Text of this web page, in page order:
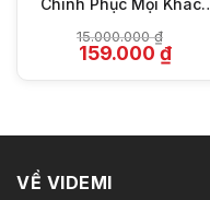
15.000.000₫
Giá
gốc
159.000₫Giá
VỀ VIDEMI